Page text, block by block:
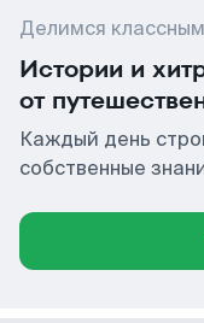
Делимся
Истории и
от
Каждый день
собственные